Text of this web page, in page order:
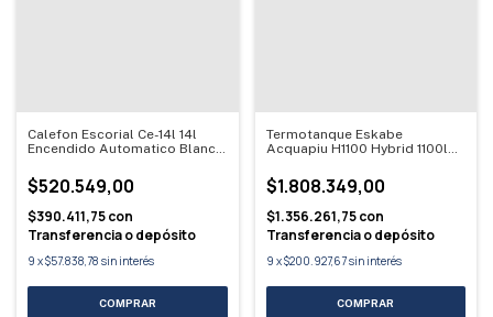
Calefon Escorial Ce-14l 14l
Encendido Automatico Blanco
$520.549,00
$390.411,75con
Transferencia o depósito
9 x$57.838,78 sin interés
Termotanque Eskabe
Acquapiu H1100 Hybrid 1100l
$1.808.349,00
$1.356.261,75con
Transferencia o depósito
9 x$200.927,67sin interés